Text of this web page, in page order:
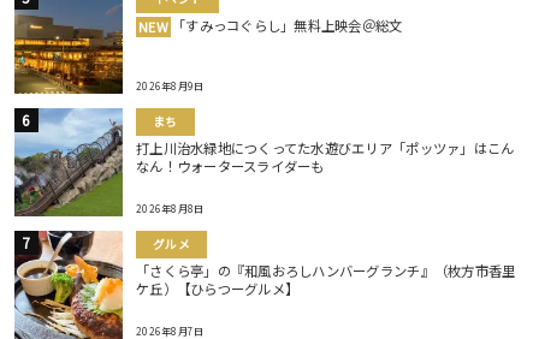
NEW 「すみっコぐらし」無料上映会＠総文
2026年8月9日
まち
打上川治水緑地につくってた水遊びエリア「ポッツァ」はこん
なん！ウォータースライダーも
2026年8月8日
グルメ
「さくら亭」の『和風おろしハンバーグランチ』（枚方市香里
ケ丘）【ひらつーグルメ】
2026年8月7日